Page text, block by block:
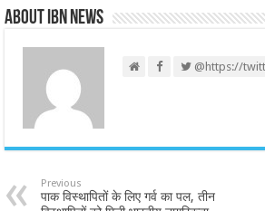
About IBN NEWS
@https://
Previous
पाक विस्थापितों के लिए गर्व का पल, तीन